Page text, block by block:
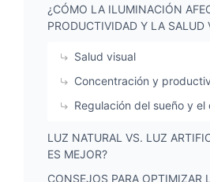
¿CÓMO LA ILUMINACIÓN
PRODUCTIVIDAD Y LA SALUD
Salud visual
Concentración y
Regulación del sueño y
LUZ NATURAL VS. LUZ
ES MEJOR?
CONSEJOS PARA OPTIMIZAR